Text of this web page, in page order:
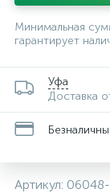
Минимальная
гарантирует
Уфа
Доставка
Артикул: